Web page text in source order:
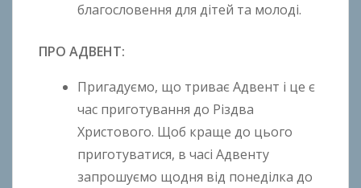
благословення для дітей та молоді.
ПРО АДВЕНТ:
Пригадуємо, що триває Адвент і це є
час приготування до Різдва
Христового. Щоб краще до цього
приготуватися, в часі Адвенту
запрошуємо щодня від понеділка до